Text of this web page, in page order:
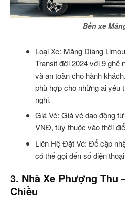
Bến xe
Loại Xe: Măng Diang
Transit đời 2024 với 9 ghế
và an toàn cho hành
phù hợp cho những ai yêu
nghi.
Giá Vé: Giá vé dao động
VNĐ, tùy thuộc vào thời
Liên Hệ Đặt Vé: Để cập
có thể gọi đến số điện
3. Nhà Xe Phượng Thu
Chiều